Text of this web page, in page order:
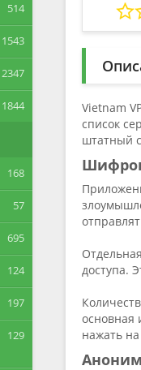
514
1543
2347
1844
168
57
695
124
197
129
Vietnam
список
штатный
доступа.
основная
нажать